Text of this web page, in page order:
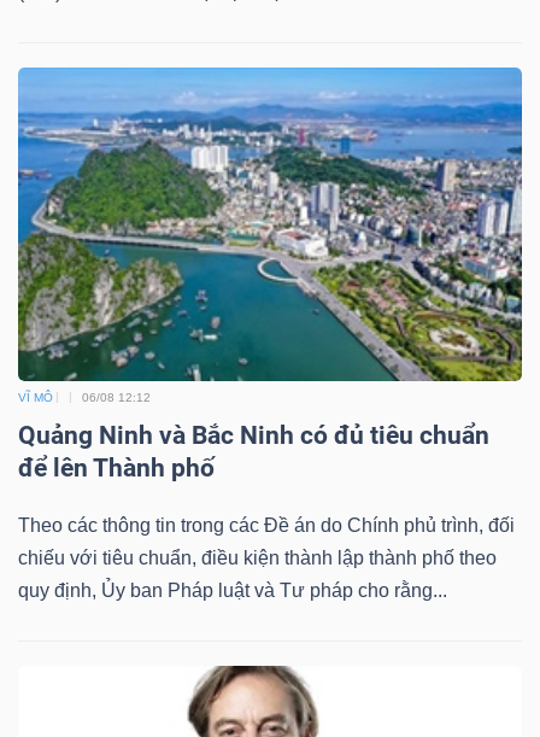
VĨ MÔ 06/08 12:12
Quảng Ninh và Bắc Ninh có đủ tiêu chuẩn
để lên Thành phố
Theo các thông tin trong các Đề án do Chính phủ trình, đối
chiếu với tiêu chuẩn, điều kiện thành lập thành phố theo
quy định, Ủy ban Pháp luật và Tư pháp cho rằng...
Đào
Sách
tài
chính
Công
đầu